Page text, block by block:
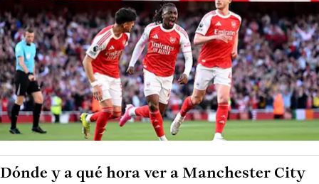
Dónde y a qué hora ver a Manchester City